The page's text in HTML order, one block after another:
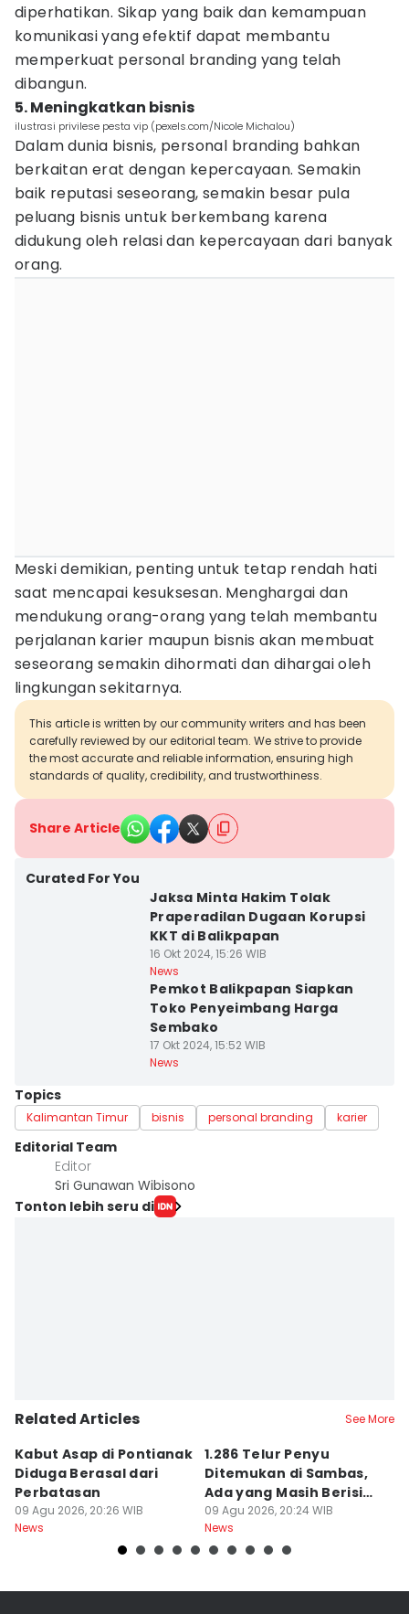
diperhatikan. Sikap yang baik dan kemampuan
komunikasi yang efektif dapat membantu
memperkuat personal branding yang telah
dibangun.
5. Meningkatkan bisnis
ilustrasi privilese pesta vip (pexels.com/Nicole Michalou)
Dalam dunia bisnis, personal branding bahkan
berkaitan erat dengan kepercayaan. Semakin
baik reputasi seseorang, semakin besar pula
peluang bisnis untuk berkembang karena
didukung oleh relasi dan kepercayaan dari banyak
orang.
Meski demikian, penting untuk tetap rendah hati
saat mencapai kesuksesan. Menghargai dan
mendukung orang-orang yang telah membantu
perjalanan karier maupun bisnis akan membuat
seseorang semakin dihormati dan dihargai oleh
lingkungan sekitarnya.
This article is written by our community writers and has been
carefully reviewed by our editorial team. We strive to provide
the most accurate and reliable information, ensuring high
standards of quality, credibility, and trustworthiness.
Share Article
Curated For You
Jaksa Minta Hakim Tolak
Praperadilan Dugaan Korupsi
KKT di Balikpapan
16 Okt 2024, 15:26 WIB
News
Pemkot Balikpapan Siapkan
Toko Penyeimbang Harga
Sembako
17 Okt 2024, 15:52 WIB
News
Topics
Kalimantan Timur bisnis personal branding karier
Editorial Team
Editor
Sri Gunawan Wibisono
Tonton lebih seru di
Related Articles See More
Kabut Asap di Pontianak
Diduga Berasal dari
Perbatasan
09 Agu 2026, 20:26 WIB
News
1.286 Telur Penyu
Ditemukan di Sambas,
Ada yang Masih Berisi
Embrio
09 Agu 2026, 20:24 WIB
News